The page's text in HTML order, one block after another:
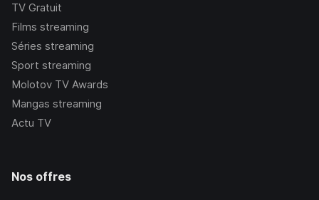
TV Gratuit
Films streaming
Séries streaming
Sport streaming
Molotov TV Awards
Mangas streaming
Actu TV
Nos offres